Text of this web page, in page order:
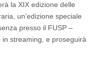
la XIX edizione delle
un’edizione speciale
presso il FUSP –
in streaming, e proseguirà